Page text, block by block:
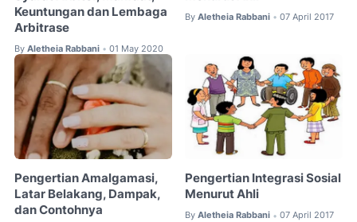
Keuntungan dan Lembaga
Arbitrase
By Aletheia Rabbani • 01 May 2020
By Aletheia Rabbani • 07 April 2017
Pengertian Amalgamasi,
Latar Belakang, Dampak,
dan Contohnya
Pengertian Integrasi Sosial
Menurut Ahli
By Aletheia Rabbani • 07 April 2017